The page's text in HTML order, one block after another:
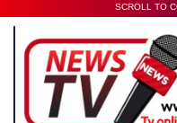
00:00
SCROLL TO